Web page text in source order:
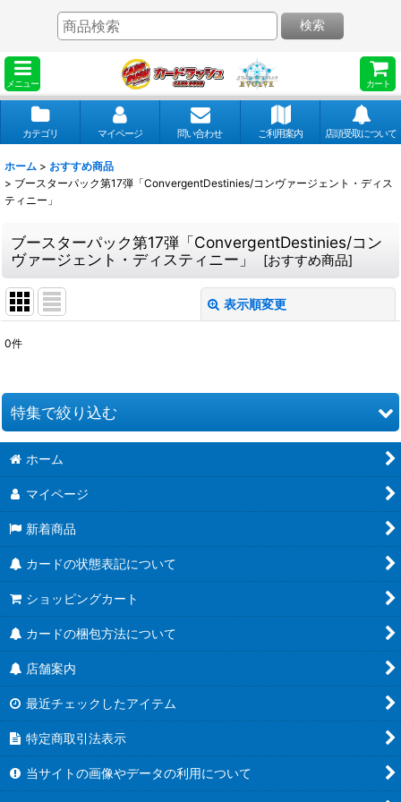
メニュー カート
検索
カテゴリ マイページ 問い合わせ ご利用案内 店頭受取について
ホーム > おすすめ商品
> ブースターパック第17弾「ConvergentDestinies/コンヴァージェント・ディス
ティニー」
ブースターパック第17弾「ConvergentDestinies/コン
ヴァージェント・ディスティニー」
[おすすめ商品]
表示順変更
並び順 :
0件
特集で絞り込む
ブースターパック第21弾「Academy Royale/アカデミー・ロワ
イヤル」
ブースターパック第20弾「絶傑を継ぐ者」
ブースターパック第19弾「天魔八虐」
コラボパック「プリンセスコネクト！Re:Dive」
プレミアムカードセット「プリンセスコネクト！Re:Dive」
ブースターパック第18弾「新約都市・透京」
EXビギナーデッキ
ブースターパック第17弾「ConvergentDestinies/コンヴァージ
ホーム
マイページ
新着商品
カードの状態表記について
ショッピングカート
カードの梱包方法について
店舗案内
最近チェックしたアイテム
特定商取引法表示
当サイトの画像やデータの利用について